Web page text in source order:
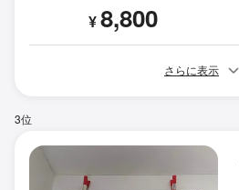
¥8,800
さらに表示
3位